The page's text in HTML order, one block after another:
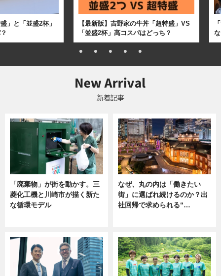
」と「並盛2杯」
【最新版】吉野家の牛丼「超特盛」VS
「並盛2杯」高コスパはどっち？
新着記事
「廃棄物」が街を動かす。三
菱化工機と川崎市が描く新た
な循環モデル
なぜ、丸の内は「働きたい
街」に選ばれ続けるのか？出
社回帰で求められる“…